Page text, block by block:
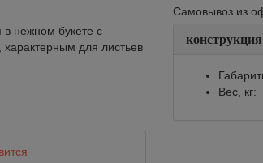
в нежном букете с
для листьев
Самовывоз из
конструкция
Вес, кг: